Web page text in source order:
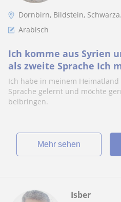
Dornbirn, Bildstein,
Arabisch
Ich komme aus Syrien
als zweite Sprache Ich
der arabischen
Ich habe in meinem
Sprache gelernt und möchte
beibringen.
Mehr sehen
Isber